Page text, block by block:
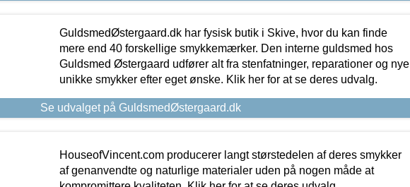
GuldsmedØstergaard.dk har fysisk butik i Skive, hvor du kan finde
mere end 40 forskellige smykkemærker. Den interne guldsmed hos
Guldsmed Østergaard udfører alt fra stenfatninger, reparationer og nye
unikke smykker efter eget ønske. Klik her for at se deres udvalg.
Se udvalget på GuldsmedØstergaard.dk
HouseofVincent.com producerer langt størstedelen af deres smykker
af genanvendte og naturlige materialer uden på nogen måde at